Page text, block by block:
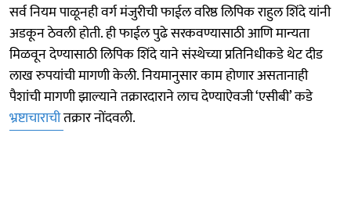
सर्व नियम पाळूनही वर्ग मंजुरीची फाईल वरिष्ठ लिपिक राहुल शिंदे यांनी
अडकून ठेवली होती. ही फाईल पुढे सरकवण्यासाठी आणि मान्यता
मिळवून देण्यासाठी लिपिक शिंदे याने संस्थेच्या प्रतिनिधीकडे थेट दीड
लाख रुपयांची मागणी केली. नियमानुसार काम होणार असतानाही
पैशांची मागणी झाल्याने तक्रारदाराने लाच देण्याऐवजी ‘एसीबी’ कडे
भ्रष्टाचाराचीतक्रार नोंदवली.